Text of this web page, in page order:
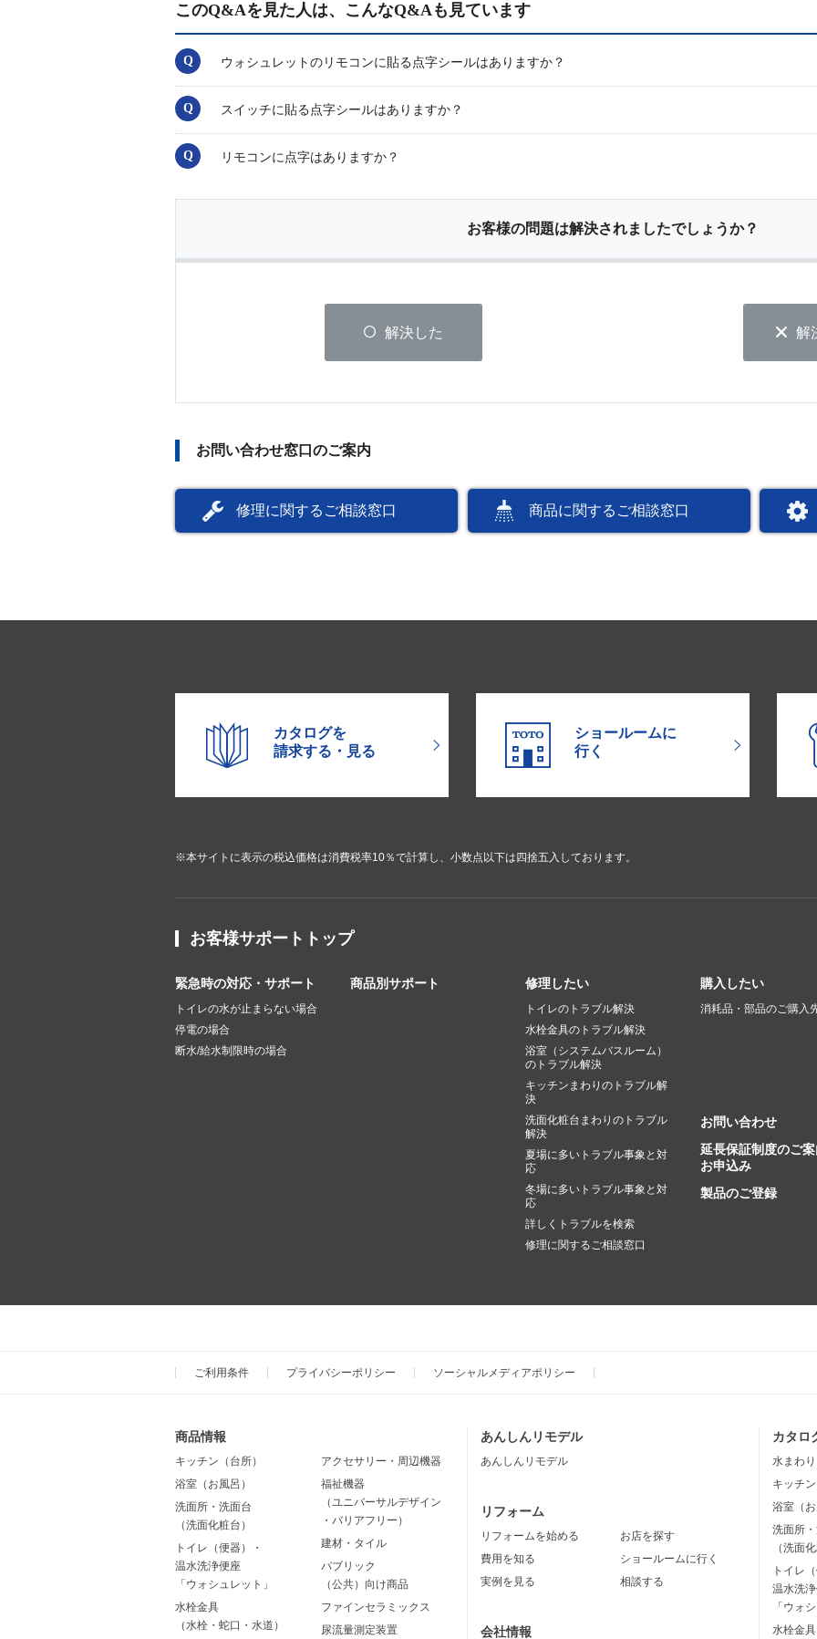
このQ&Aを見た人は、こんなQ&Aも見ています
ウォシュレットのリモコンに貼る点字シールはありますか？
スイッチに貼る点字シールはありますか？
リモコンに点字はありますか？
お客様の問題は解決されましたでしょうか？
解決した 解
お問い合わせ窓口のご案内
修理に関するご相談窓口 商品に関するご相談窓口
カタログを
請求する・見る
ショールームに
行く
※本サイトに表示の税込価格は消費税率10％で計算し、小数点以下は四捨五入しております。
お客様サポートトップ
緊急時の対応・サポート
トイレの水が止まらない場合
停電の場合
断水/給水制限時の場合
商品別サポート 修理したい
トイレのトラブル解決
水栓金具のトラブル解決
浴室（システムバスルーム）
のトラブル解決
キッチンまわりのトラブル解
決
洗面化粧台まわりのトラブル
解決
夏場に多いトラブル事象と対
応
冬場に多いトラブル事象と対
応
詳しくトラブルを検索
修理に関するご相談窓口
購入したい
消耗品・部品のご購入
お問い合わせ
延長保証制度のご
お申込み
製品のご登録
ご利用条件 プライバシーポリシー ソーシャルメディアポリシー
商品情報
キッチン（台所）
浴室（お風呂）
洗面所・洗面台
（洗面化粧台）
トイレ（便器）・
温水洗浄便座
「ウォシュレット」
水栓金具
（水栓・蛇口・水道）
アクセサリー・周辺機器
福祉機器
（ユニバーサルデザイン
・バリアフリー）
建材・タイル
パブリック
（公共）向け商品
ファインセラミックス
尿流量測定装置
あんしんリモデル
あんしんリモデル
リフォーム
リフォームを始める
費用を知る
実例を見る
お店を探す
ショールームに行く
相談する
会社情報
カタロ
水まわ
キッチ
浴室（
洗面所
（洗面
トイレ
温水洗
「ウォ
水栓金具